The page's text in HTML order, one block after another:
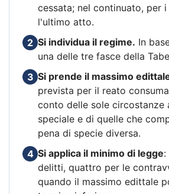
cessata; nel continuato, per
l'ultimo atto.
2 Si individua il regime. In
una delle tre fasce della
3 Si prende il massimo
prevista per il reato
conto delle sole circostanze
speciale e di quelle che
pena di specie diversa.
4 Si applica il minimo di legge:
delitti, quattro per le
quando il massimo edittale